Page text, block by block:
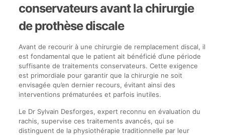
conservateurs avant la chirurgie
de prothèse discale
Avant de recourir à une chirurgie de remplacement discal, il
est fondamental que le patient ait bénéficié d’une période
suffisante de traitements conservateurs. Cette exigence
est primordiale pour garantir que la chirurgie ne soit
envisagée qu’en dernier recours, évitant ainsi des
interventions prématurées et parfois inutiles.
Le Dr Sylvain Desforges, expert reconnu en évaluation du
rachis, supervise ces traitements avancés, qui se
distinguent de la physiothérapie traditionnelle par leur